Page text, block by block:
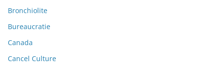
Bronchiolite
Bureaucratie
Canada
Cancel Culture